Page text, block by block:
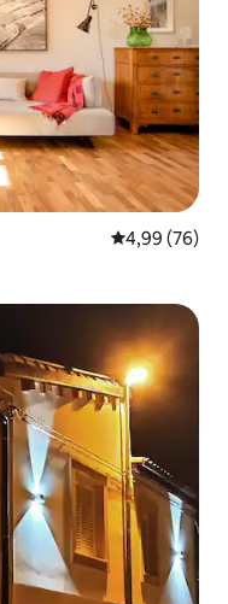
4,99 (76)